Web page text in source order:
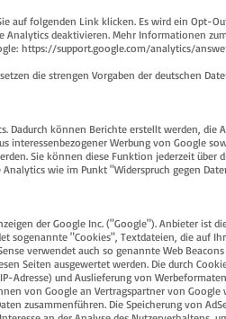
auf folgenden Link klicken. Es wird ein Opt-
Analytics deaktivieren. Mehr Informationen
https://support.google.com/analytics/
die strengen Vorgaben der deutschen
Dadurch können Berichte erstellt werden, die
interessenbezogener Werbung von Google
Sie können diese Funktion jederzeit über
wie im Punkt "Widerspruch gegen
der Google Inc. ("Google"). Anbieter ist
sogenannte "Cookies", Textdateien, die auf
verwendet auch so genannte Web
Seiten ausgewertet werden. Die durch
Adresse) und Auslieferung von
von Google an Vertragspartner von Google
zusammenführen. Die Speicherung von